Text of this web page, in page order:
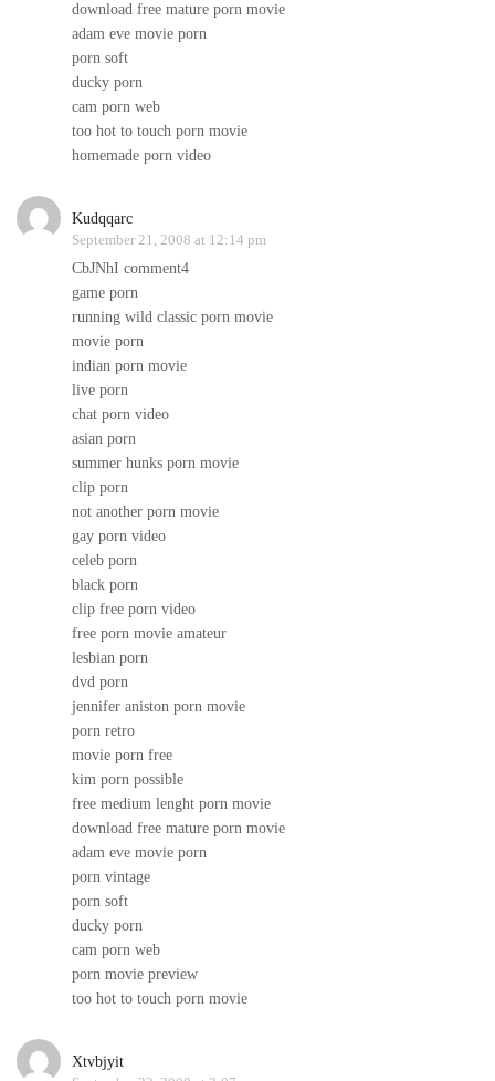
download free mature porn movie
adam eve movie porn
porn soft
ducky porn
cam porn web
too hot to touch porn movie
homemade porn video
Kudqqarc
September 21, 2008 at 12:14 pm
CbJNhI comment4
game porn
running wild classic porn movie
movie porn
indian porn movie
live porn
chat porn video
asian porn
summer hunks porn movie
clip porn
not another porn movie
gay porn video
celeb porn
black porn
clip free porn video
free porn movie amateur
lesbian porn
dvd porn
jennifer aniston porn movie
porn retro
movie porn free
kim porn possible
free medium lenght porn movie
download free mature porn movie
adam eve movie porn
porn vintage
porn soft
ducky porn
cam porn web
porn movie preview
too hot to touch porn movie
Xtvbjyit